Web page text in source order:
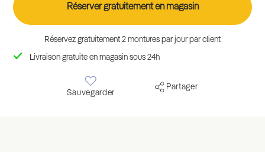
Sauvegarder
Partager
Réserver gratuitement en magasin
Réservez gratuitement 2 montures par jour par client
Livraison gratuite en magasin sous 24h